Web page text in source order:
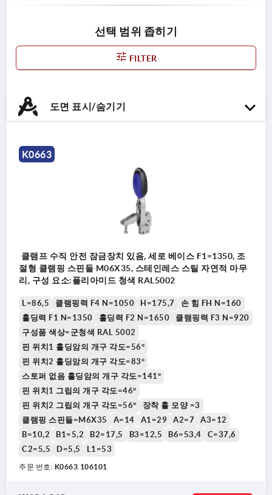
선택 범위 좁히기
FILTER
도면 표시/숨기기
1) 스토퍼 핀 위치 1
2) 스토퍼 핀 위치 2
K0663
클램프 수직 안전 잠금장치 있음, 세로 베이스 F1=1350, 조
절형 클램핑 스핀들 M06X35, 스테인레스 스틸 자연적 마무
리, 구성 요소:폴리아미드 청색 RAL5002
L=86,5 클램핑력 F4 N=1050 H=175,7
손 힘 FH N=160
홀딩력 F1 N=1350
홀딩력 F2 N=1650
클램핑력 F3 N=920
구성품 색상=군청색 RAL 5002
핀 위치1 홀딩암의 개구 각도=56°
핀 위치2 홀딩암의 개구 각도=83°
스토퍼 없음 홀딩암의 개구 각도=141°
핀 위치1 그립의 개구 각도=46°
핀 위치2 그립의 개구 각도=56°
장착 홀 모양 =3
클램핑 스핀들=M6X35
A=14 A1=29 A2=7
A3=12
B=10,2
B1=5,2 B2=17,5 B3=12,5 B6=53,4
C=37,6
C2=5,5
D=5,5 L1=53
주문 번호: K0663.106101